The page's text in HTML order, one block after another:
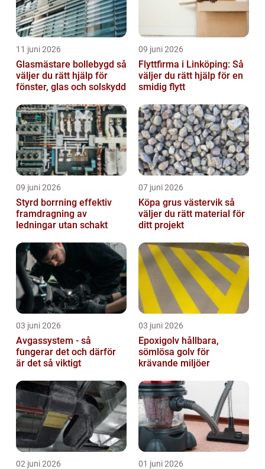
11 juni 2026
Glasmästare bollebygd så
väljer du rätt hjälp för
fönster, glas och solskydd
09 juni 2026
Flyttfirma i Linköping: Så
väljer du rätt hjälp för en
smidig flytt
09 juni 2026
Styrd borrning effektiv
framdragning av
ledningar utan schakt
07 juni 2026
Köpa grus västervik så
väljer du rätt material för
ditt projekt
03 juni 2026
Avgassystem - så
fungerar det och därför
är det så viktigt
03 juni 2026
Epoxigolv hållbara,
sömlösa golv för
krävande miljöer
02 juni 2026 01 juni 2026